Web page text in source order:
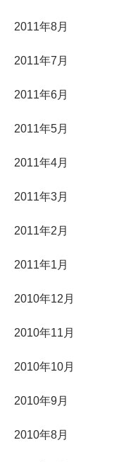
2011年8月
2011年7月
2011年6月
2011年5月
2011年4月
2011年3月
2011年2月
2011年1月
2010年12月
2010年11月
2010年10月
2010年9月
2010年8月